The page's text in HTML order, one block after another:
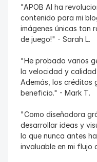
"APOB AI ha
contenido para mi
imágenes únicas tan
de juego!" - Sarah L.
"He probado varios
la velocidad y calidad
Además, los créditos
beneficio." - Mark T.
"Como diseñadora
desarrollar ideas y
lo que nunca antes
invaluable en mi flujo